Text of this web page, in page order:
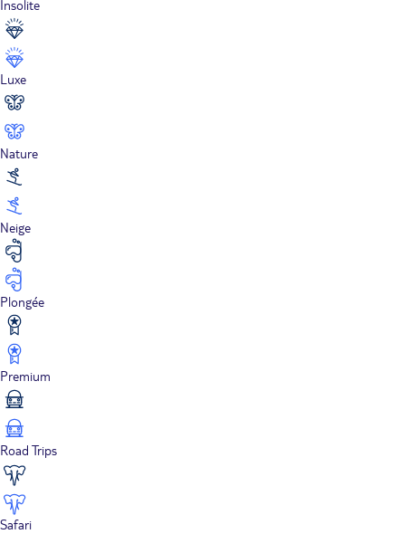
Insolite
Luxe
Nature
Neige
Plongée
Premium
Road Trips
Safari